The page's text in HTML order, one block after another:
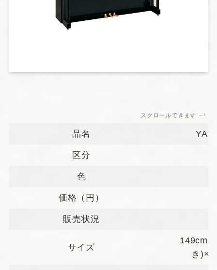
スクロールできます
品名
区分
色
価格（円）
販売状況
サイズ
149cm(
き